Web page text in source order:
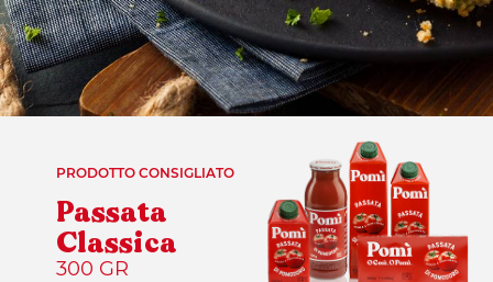
PRODOTTO CONSIGLIATO
Passata
Classica
300 GR